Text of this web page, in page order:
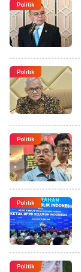
Politik
Politik
Politik
Politik
Politik